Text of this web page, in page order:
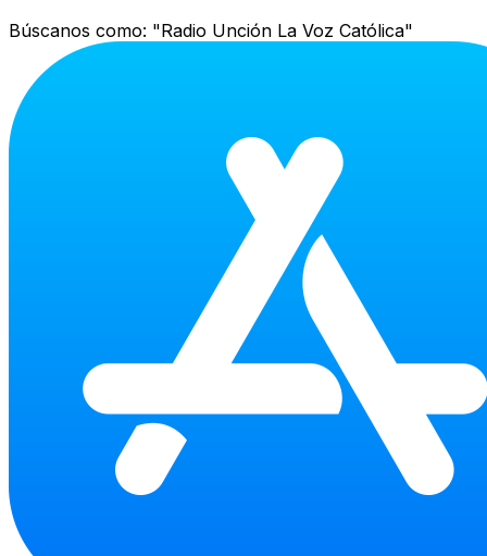
Búscanos como: "Radio Unción La Voz Católica"